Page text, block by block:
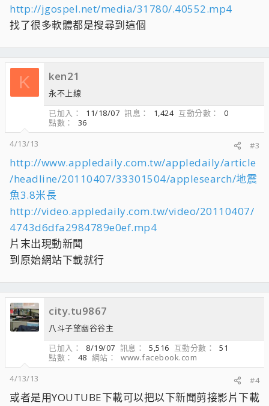
http://jgospel.net/media/31780/.40552.mp4
找了很多軟體都是搜尋到這個
K ken21
永不上線
已加入
11/18/07 訊息 1,424 互動分數
0
點數
36
4/13/13
#3
http://www.appledaily.com.tw/appledaily/article
/headline/20110407/33301504/applesearch/地震
魚3.8米長
http://video.appledaily.com.tw/video/20110407/
4743d6dfa2984789e0ef.mp4
片末出現動新聞
到原始網站下載就行
city.tu9867
八斗子望幽谷谷主
已加入
8/19/07 訊息 5,516 互動分數
51
點數
48 網站
www.facebook.com
4/13/13
#4
或者是用YOUTUBE下載可以把以下新聞剪接影片下載